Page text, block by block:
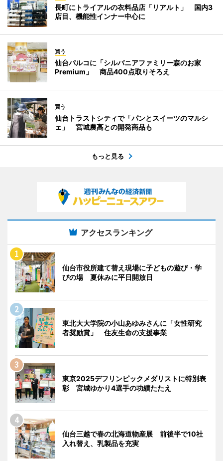
長町にトライアルの衣料品店「リアルト」 国内3
店目、機能性インナー中心に
買う
仙台パルコに「シルバニアファミリー森のお家
Premium」 商品400点取りそろえ
買う
仙台トラストシティで「パンとスイーツのマルシ
ェ」 宮城農高との開発商品も
もっと見る
アクセスランキング
仙台市役所建て替え現場に子どもの遊び・学
びの場 夏休みに平日開放日
東北大大学院の小山あゆみさんに「女性研究
者奨励賞」 住友生命の支援事業
東京2025デフリンピックメダリストに特別表
彰 宮城ゆかり4選手の功績たたえ
仙台三越で春の北海道物産展 前後半で10社
入れ替え、乳製品を充実